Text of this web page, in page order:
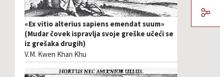
«Ex vitio alterius sapiens emendat suum»
(Mudar čovek ispravlja svoje greške učeći se
iz grešaka drugih)
V.M. Kwen Khan Khu